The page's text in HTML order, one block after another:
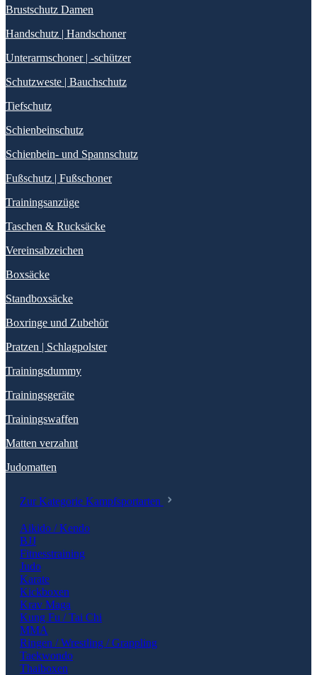
Brustschutz Damen
Handschutz | Handschoner
Unterarmschoner | -schützer
Schutzweste | Bauchschutz
Tiefschutz
Schienbeinschutz
Schienbein- und Spannschutz
Fußschutz | Fußschoner
Trainingsanzüge
Taschen & Rucksäcke
Vereinsabzeichen
Boxsäcke
Standboxsäcke
Boxringe und Zubehör
Pratzen | Schlagpolster
Trainingsdummy
Trainingsgeräte
Trainingswaffen
Matten verzahnt
Judomatten
Zur Kategorie Kampfsportarten
Aikido / Kendo
BJJ
Fitnesstraining
Judo
Karate
Kickboxen
Krav Maga
Kung Fu / Tai Chi
MMA
Ringen / Wrestling / Grappling
Taekwondo
Thaiboxen